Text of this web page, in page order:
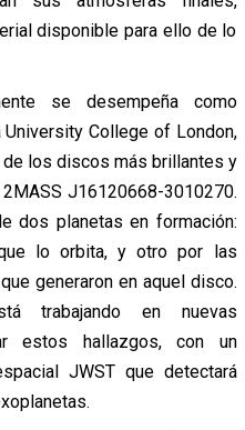
disponible para ello de lo
se desempeña como
College of London,
los discos más brillantes y
J16120668-3010270.
dos planetas en formación:
lo orbita, y otro por las
generaron en aquel disco.
trabajando en nuevas
estos hallazgos, con un
JWST que detectará